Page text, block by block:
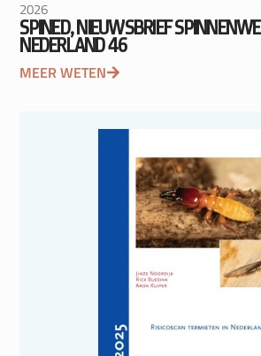
2026
SPINED, NIEUWSBRIEF
NEDERLAND 46
MEER WETEN